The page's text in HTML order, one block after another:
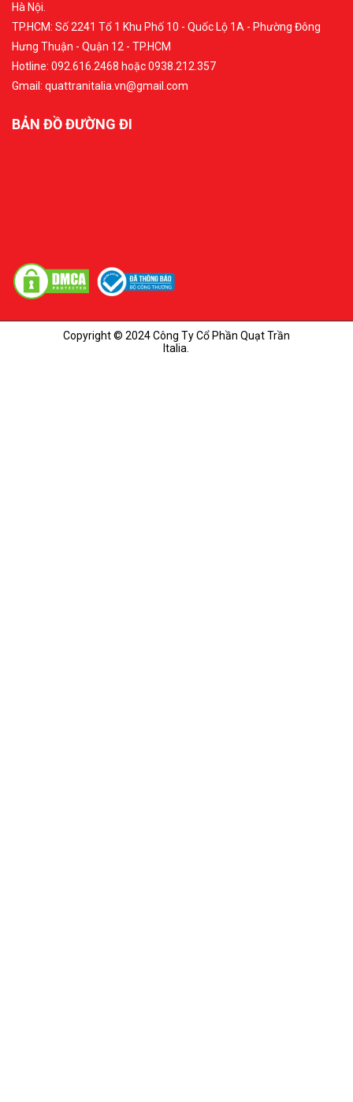
Hà Nội.
TP.HCM: Số 2241 Tổ 1 Khu Phố 10 - Quốc Lộ 1A - Phường Đông
Hưng Thuận - Quận 12 - TP.HCM
Hotline: 092.616.2468 hoặc 0938.212.357
Gmail: quattranitalia.vn@gmail.com
BẢN ĐỒ ĐƯỜNG ĐI
Copyright © 2024 Công Ty Cổ Phần Quạt Trần
Italia.